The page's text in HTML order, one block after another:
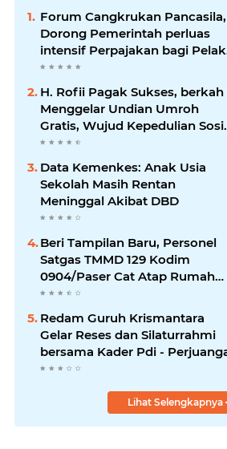
Forum Cangkrukan Pancasila,
Dorong Pemerintah perluas
intensif Perpajakan bagi
Usaha UMKM.
H. Rofii Pagak Sukses, berkah
Menggelar Undian Umroh
Gratis, Wujud Kepedulian
berbagi.
Data Kemenkes: Anak Usia
Sekolah Masih Rentan
Meninggal Akibat DBD
Beri Tampilan Baru, Personel
Satgas TMMD 129 Kodim
0904/Paser Cat Atap Rumah
Marbot
Redam Guruh Krismantara
Gelar Reses dan Silaturrahmi
bersama Kader Pdi -
Se -Kecamatan Lawang.
Lihat Selengkapnya